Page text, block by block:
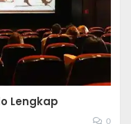
Lengkap
0